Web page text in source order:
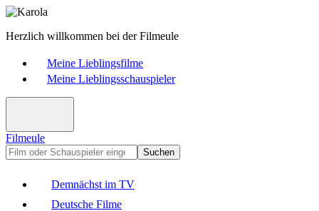
Herzlich willkommen bei der Filmeule
Meine Lieblingsfilme
Meine Lieblingsschauspieler
Filmeule
Suchen
Demnächst im TV
Deutsche Filme